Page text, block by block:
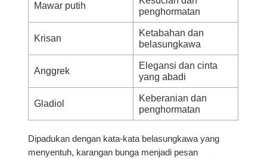
Mawar putih
penghormatan
Krisan
Ketabahan dan
belasungkawa
Anggrek
Elegansi dan cinta
yang abadi
Gladiol
Keberanian dan
penghormatan
Dipadukan dengan kata-kata belasungkawa yang
menyentuh, karangan bunga menjadi pesan